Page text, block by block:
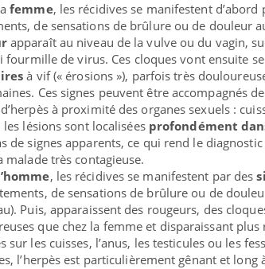
femme, les récidives se manifestent d’abord
de sensations de brûlure ou de douleur
apparaît au niveau de la vulve ou du vagin,
fourmille de virus. Ces cloques vont ensuite
à vif (« érosions »), parfois très
Ces signes peuvent être accompagnés de
à proximité des organes sexuels :
les lésions sont localisées profondément
de signes apparents, ce qui rend le
malade très contagieuse.
, les récidives se manifestent par des
de sensations de brûlure ou de
Puis, apparaissent des rougeurs, des
que chez la femme et disparaissant
sur les cuisses, l’anus, les testicules ou les
l’herpès est particulièrement gênant et long